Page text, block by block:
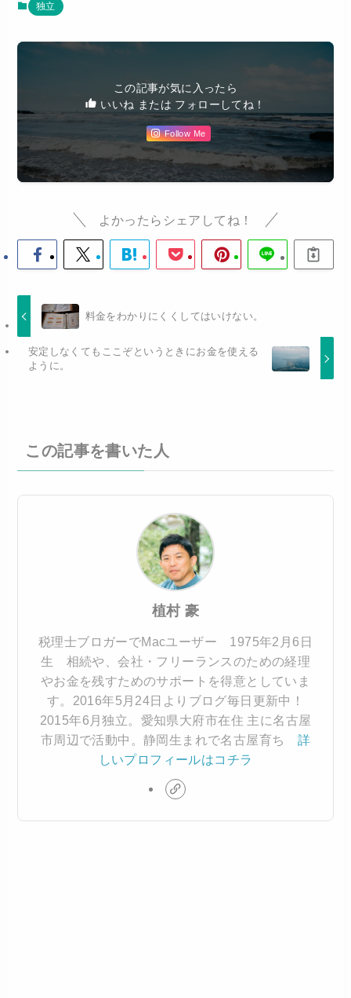
独立
この記事が気に入ったら
いいね または フォローしてね！
Follow Me
よかったらシェアしてね！
料金をわかりにくくしてはいけない。
安定しなくてもここぞというときにお金を使える
ように。
この記事を書いた人
植村 豪
税理士ブロガーでMacユーザー 1975年2月6日
生 相続や、会社・フリーランスのための経理
やお金を残すためのサポートを得意としていま
す。2016年5月24日よりブログ毎日更新中！
2015年6月独立。愛知県大府市在住 主に名古屋
市周辺で活動中。静岡生まれで名古屋育ち 詳
しいプロフィールはコチラ